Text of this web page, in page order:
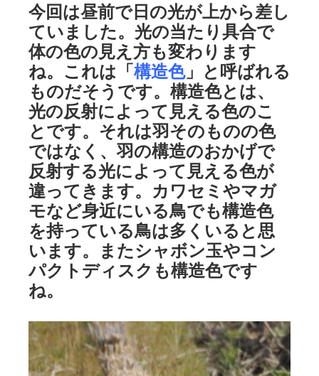
今回は昼前で日の光が上から差し
ていました。光の当たり具合で
体の色の見え方も変わります
ね。これは「構造色」と呼ばれる
ものだそうです。構造色とは、
光の反射によって見える色のこ
とです。それは羽そのものの色
ではなく、羽の構造のおかげで
反射する光によって見える色が
違ってきます。カワセミやマガ
モなど身近にいる鳥でも構造色
を持っている鳥は多くいると思
います。またシャボン玉やコン
パクトディスクも構造色です
ね。